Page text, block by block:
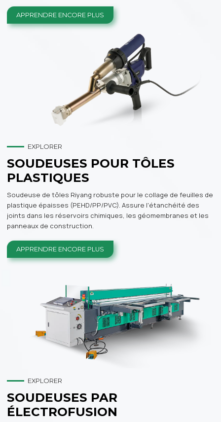
APPRENDRE ENCORE PLUS
EXPLORER
SOUDEUSES POUR TÔLES
PLASTIQUES
Soudeuse de tôles Riyang robuste pour le collage de feuilles de
plastique épaisses (PEHD/PP/PVC). Assure l'étanchéité des
joints dans les réservoirs chimiques, les géomembranes et les
panneaux de construction.
APPRENDRE ENCORE PLUS
EXPLORER
SOUDEUSES PAR
ÉLECTROFUSION